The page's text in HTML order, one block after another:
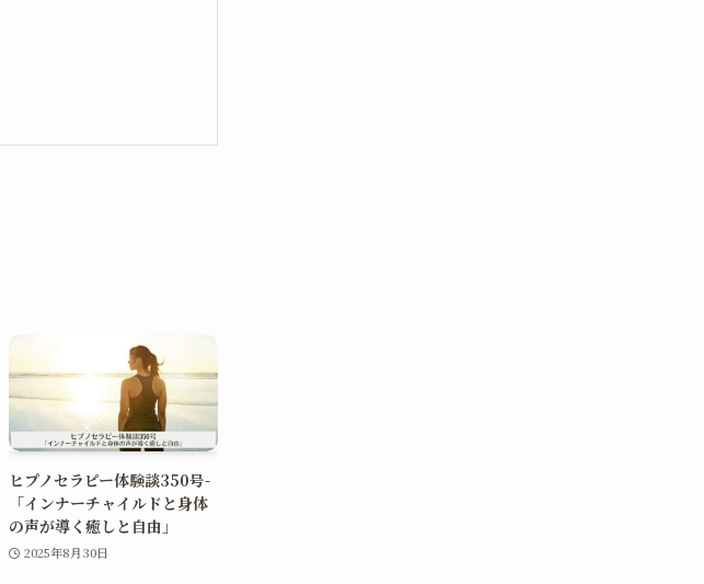
ヒプノセラピー体験談350号-
「インナーチャイルドと身体
の声が導く癒しと自由」
2025年8月30日